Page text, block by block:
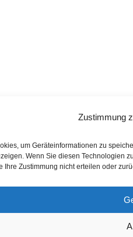
Zustimmung
um Geräteinformationen zu
Wenn Sie diesen Technologien
Ihre Zustimmung nicht erteilen oder